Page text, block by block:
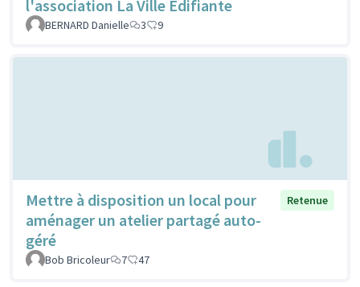
l'association La Ville Edifiante
BERNARD Danielle 3 9
Mettre à disposition un local pour
aménager un atelier partagé auto-
géré
Retenue
Bob Bricoleur 7 47